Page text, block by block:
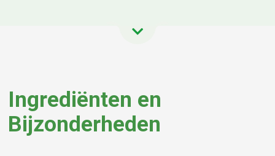
Ingrediënten en
Bijzonderheden